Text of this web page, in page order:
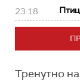
23:18
Тренутно